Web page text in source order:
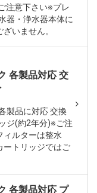
注意下さい※プレ
器・浄水器本体に
いません。
各製品対応 交
製品に対応 交換
ジ(約2年分)※ご注
ィルターは整水
ートリッジではご
各製品対応 プ